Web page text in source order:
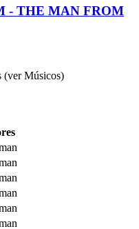
- THE MAN FROM
(ver Músicos)